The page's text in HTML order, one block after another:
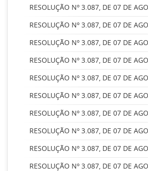
RESOLUÇÃO Nº 3.087, DE 07 DE
RESOLUÇÃO Nº 3.087, DE 07 DE
RESOLUÇÃO Nº 3.087, DE 07 DE
RESOLUÇÃO Nº 3.087, DE 07 DE
RESOLUÇÃO Nº 3.087, DE 07 DE
RESOLUÇÃO Nº 3.087, DE 07 DE
RESOLUÇÃO Nº 3.087, DE 07 DE
RESOLUÇÃO Nº 3.087, DE 07 DE
RESOLUÇÃO Nº 3.087, DE 07 DE
RESOLUÇÃO Nº 3.087, DE 07 DE